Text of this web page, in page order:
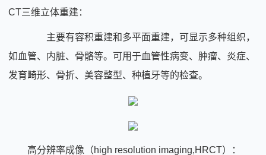
CT三维立体重建：
主要有容积重建和多平面重建，可显示多种组织，
如血管、内脏、骨骼等。可用于血管性病变、肿瘤、炎症、
发育畸形、骨折、美容整型、种植牙等的检查。
高分辨率成像（high resolution imaging,HRCT）：